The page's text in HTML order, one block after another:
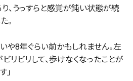
、うっすらと感覚が鈍い状態が続
。
いや8年ぐらい前かもしれません。左
リビリして、歩けなくなったことが
」